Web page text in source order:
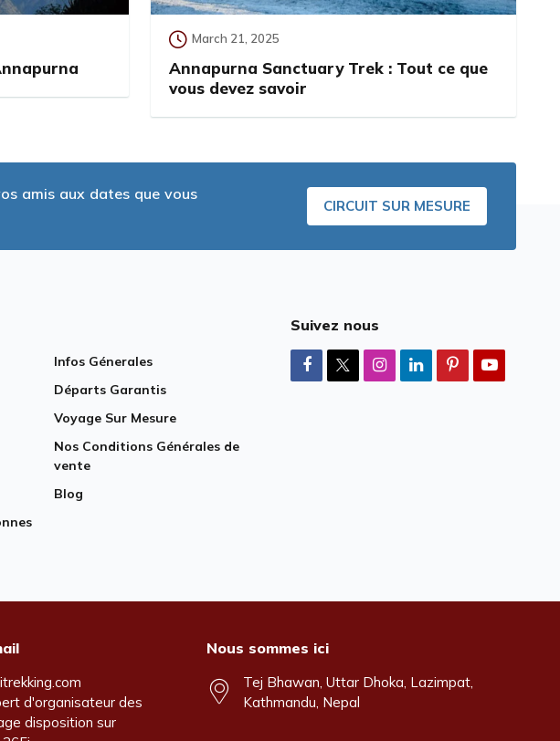
March 21, 2025
Annapurna Sanctuary Trek : Tout ce que
vous devez savoir
amis aux dates que vous
CIRCUIT SUR MESURE
Infos Génerales
Départs Garantis
Voyage Sur Mesure
Nos Conditions Générales de
vente
Blog
Suivez nous
d'organisateur des
disposition sur
Nous sommes ici
Tej Bhawan, Uttar Dhoka, Lazimpat,
Kathmandu, Nepal